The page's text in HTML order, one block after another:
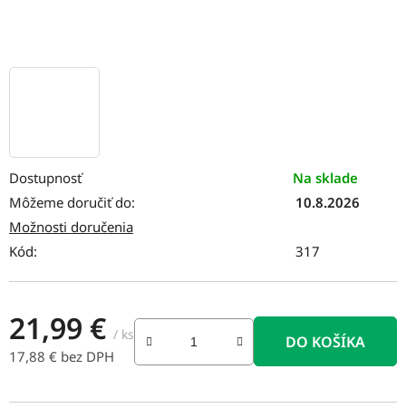
Dostupnosť
Na sklade
Môžeme doručiť do:
10.8.2026
Možnosti doručenia
Kód:
317
21,99 € / ks
17,88 € bez DPH
DO KOŠÍKA